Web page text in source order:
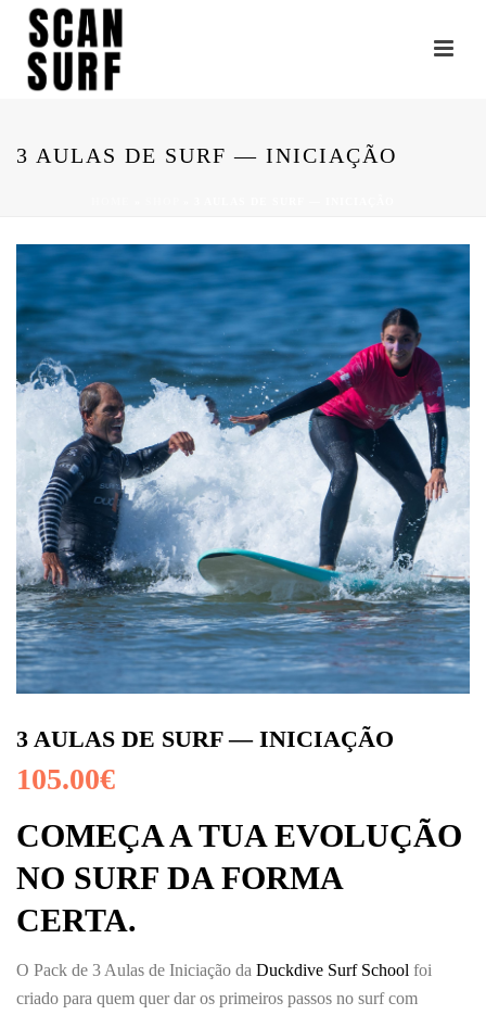
3 AULAS DE SURF — INICIAÇÃO
3 AULAS DE SURF — INICIAÇÃO
105.00€
COMEÇA A TUA EVOLUÇÃO
NO SURF DA FORMA
CERTA.
O Pack de 3 Aulas de Iniciação da Duckdive Surf School foi
criado para quem quer dar os primeiros passos no surf com